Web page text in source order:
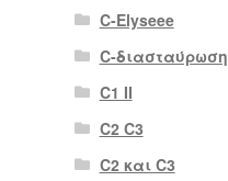
C-Elyseee
C-διασταύρωση
C1 II
C2 C3
C2 και C3